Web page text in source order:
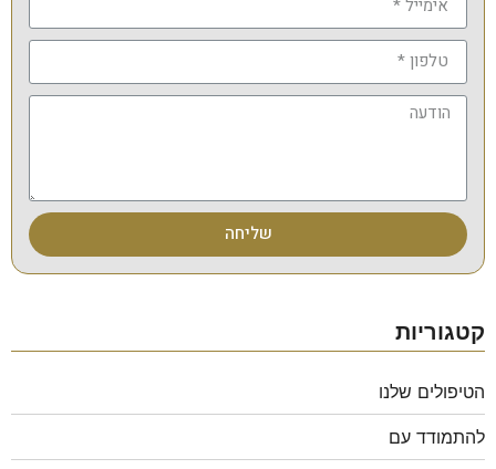
שליחה
קטגוריות
הטיפולים שלנו
להתמודד עם